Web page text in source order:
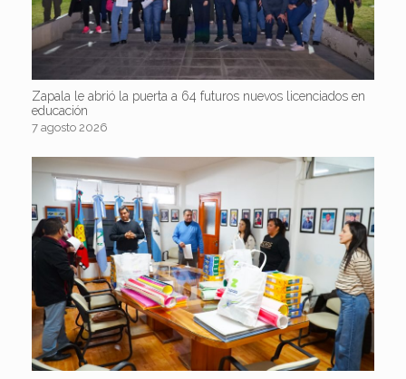
Zapala le abrió la puerta a 64 futuros nuevos licenciados en
educación
7 agosto 2026